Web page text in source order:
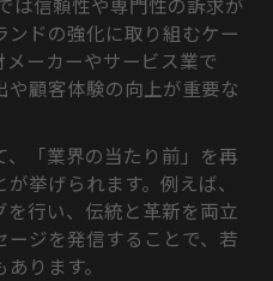
ドの強化に取り組むケー
ーカーやサービス業で
や顧客体験の向上が重要な
「業界の当たり前」を再
挙げられます。例えば、
行い、伝統と革新を両立
ジを発信することで、若
ります。